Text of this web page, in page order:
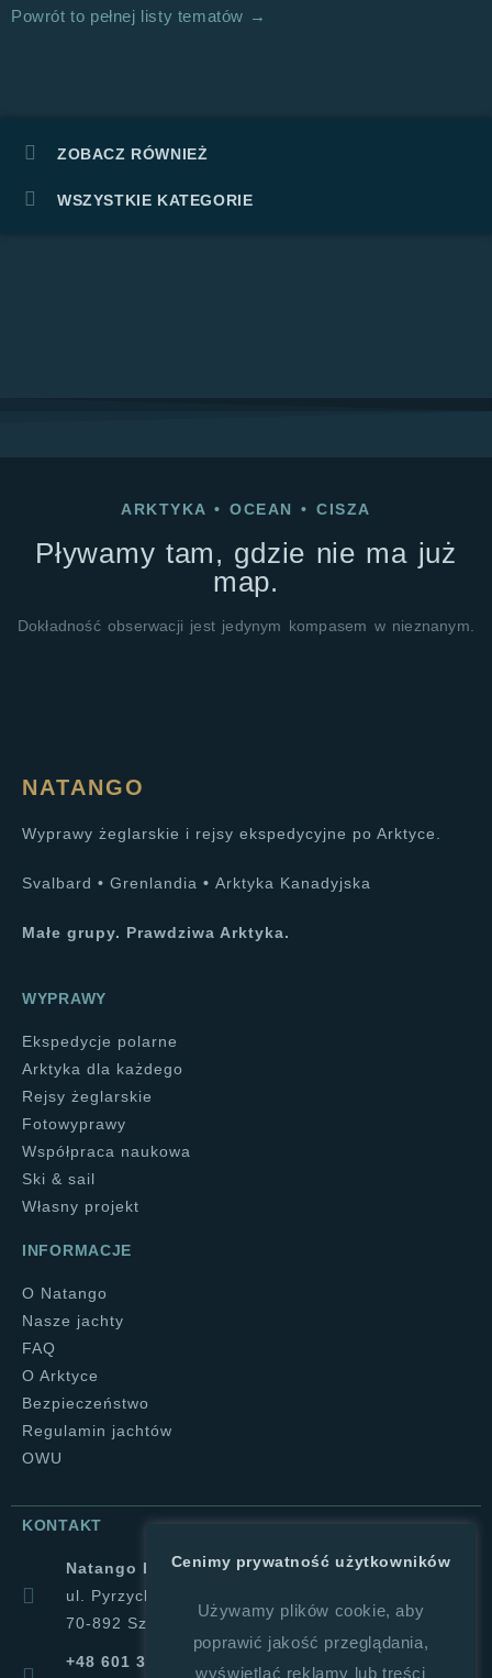
Powrót to pełnej listy tematów →
ZOBACZ RÓWNIEŻ
WSZYSTKIE KATEGORIE
ARKTYKA• OCEAN• CISZA
Pływamy tam, gdzie nie ma już
map.
Dokładność obserwacji jest jedynym kompasem w nieznanym.
NATANGO
Wyprawy żeglarskie i rejsy ekspedycyjne po Arktyce.
Svalbard • Grenlandia • Arktyka Kanadyjska
Małe grupy. Prawdziwa Arktyka.
WYPRAWY
Ekspedycje polarne
Arktyka dla każdego
Rejsy żeglarskie
Fotowyprawy
Współpraca naukowa
Ski & sail
Własny projekt
INFORMACJE
O Natango
Nasze jachty
FAQ
O Arktyce
Bezpieczeństwo
Regulamin jachtów
OWU
KONTAKT
Natango Halina Górajek
ul. Pyrzycka 1a
70-892 Szczecin
+48 601 347 019
Cenimy prywatność użytkowników
Używamy plików cookie, aby
poprawić jakość przeglądania,
wyświetlać reklamy lub treści